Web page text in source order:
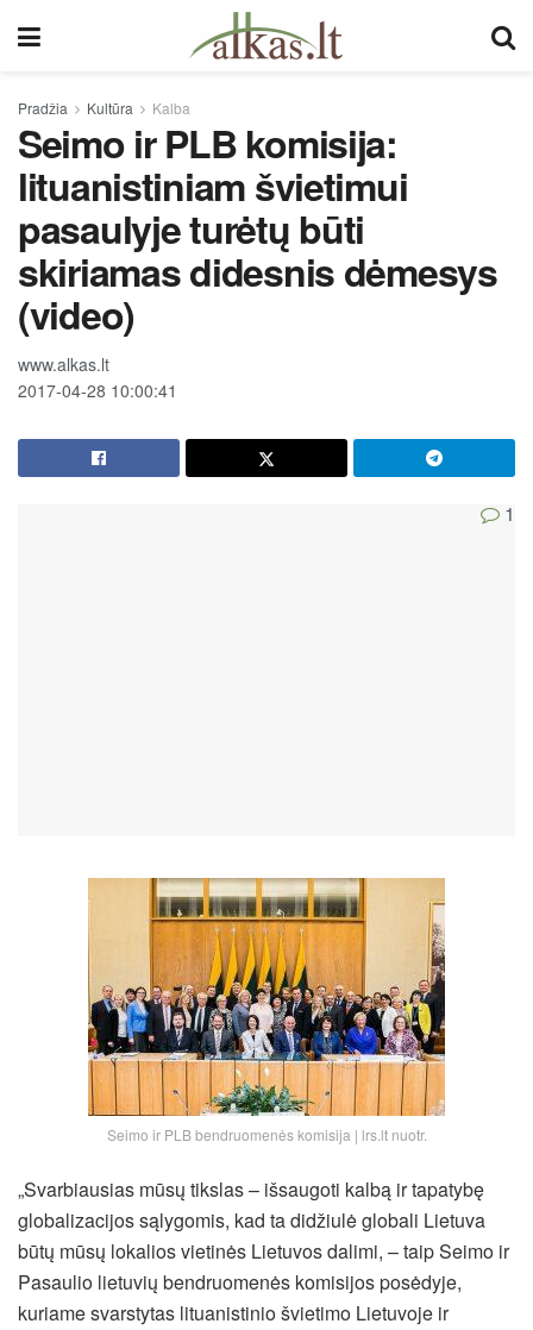
Pradžia Kultūra Kalba
Seimo ir PLB komisija:
lituanistiniam švietimui
pasaulyje turėtų būti
skiriamas didesnis dėmesys
(video)
www.alkas.lt
2017-04-28 10:00:41
1
Seimo ir PLB bendruomenės komisija | lrs.lt nuotr.
„Svarbiausias mūsų tikslas – išsaugoti kalbą ir tapatybę
globalizacijos sąlygomis, kad ta didžiulė globali Lietuva
būtų mūsų lokalios vietinės Lietuvos dalimi, – taip Seimo ir
Pasaulio lietuvių bendruomenės komisijos posėdyje,
kuriame svarstytas lituanistinio švietimo Lietuvoje ir